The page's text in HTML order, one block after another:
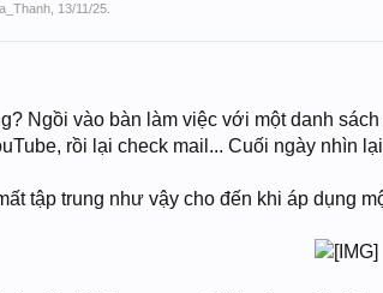
13/11/25
Ngồi vào bàn làm việc với một danh
rồi lại check mail... Cuối ngày nhìn
tập trung như vậy cho đến khi áp dụng